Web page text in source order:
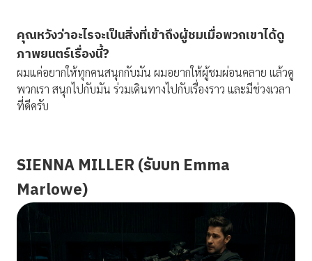
คุณหวังว่าอะไรจะเป็นสิ่งที่เข้าถึงผู้ชมเมื่อพวกเขาได้ดู
ภาพยนตร์เรื่องนี้?
ผมแค่อยากให้ทุกคนสนุกกับมัน ผมอยากให้ผู้ชมผ่อนคลาย แล้วดู
พวกเรา สนุกไปกับมัน ร่วมเดินทางไปกับเรื่องราว และมีช่วงเวลา
ที่ดีครับ
SIENNA MILLER (รับบท Emma
Marlowe)